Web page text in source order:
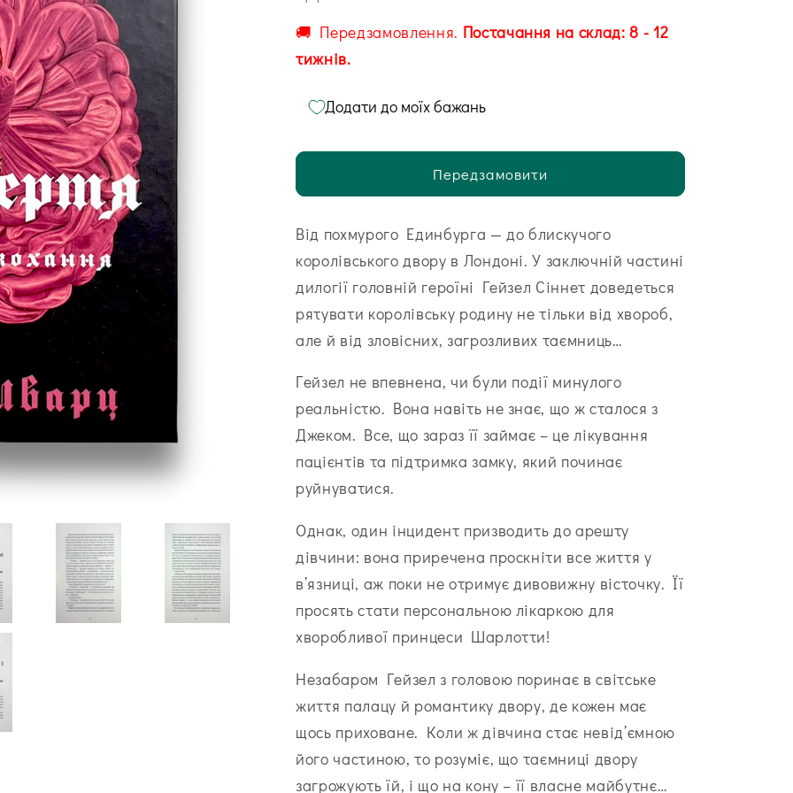
🚚 Передзамовлення. Постачання на склад: 8 - 12
тижнів.
Додати до моїх бажань
Передзамовити
Від похмурого Единбурга — до блискучого
королівського двору в Лондоні. У заключній частині
дилогії головній героїні Гейзел Сіннет доведеться
рятувати королівську родину не тільки від хвороб,
але й від зловісних, загрозливих таємниць…
Гейзел не впевнена, чи були події минулого
реальністю. Вона навіть не знає, що ж сталося з
Джеком. Все, що зараз її займає – це лікування
пацієнтів та підтримка замку, який починає
руйнуватися.
Однак, один інцидент призводить до арешту
дівчини: вона приречена проскніти все життя у
в’язниці, аж поки не отримує дивовижну вісточку. Її
просять стати персональною лікаркою для
хворобливої принцеси Шарлотти!
Незабаром Гейзел з головою поринає в світське
життя палацу й романтику двору, де кожен має
щось приховане. Коли ж дівчина стає невід’ємною
його частиною, то розуміє, що таємниці двору
загрожують їй, і що на кону – її власне майбутнє…